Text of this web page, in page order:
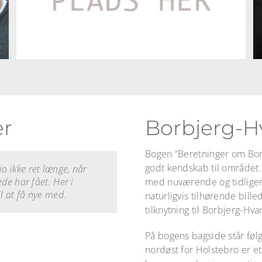
ikke ret længe, når
har fået. Her i
at få nye med.
har vi det i rigelige
er ikke bare
som man
Der er faktisk rigtig
være sig selv og alle
mange foreninger,
på kryds og tværs
skal man bare åbne
eller i hallen, hvor det
plads til.
Borbjerg-
Bogen “Beretninger om
godt kendskab til
med nuværende og
naturligvis tilhørende
tilknytning til Borbjerg-
På bogens bagside står
nordøst for Holstebro er